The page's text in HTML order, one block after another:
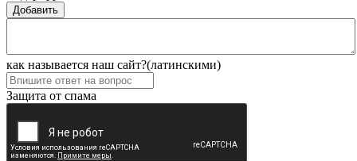
Добавить
как называется наш сайт?(латинскими)
Защита от спама